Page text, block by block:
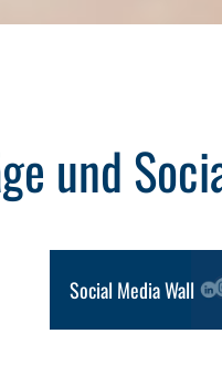
und
Social Media Wall